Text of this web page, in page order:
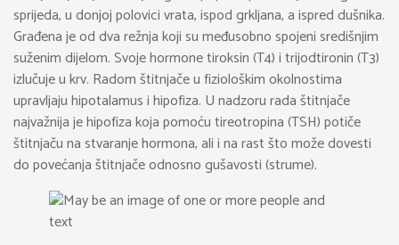
sprijeda, u donjoj polovici vrata, ispod grkljana, a ispred dušnika.
Građena je od dva režnja koji su međusobno spojeni središnjim
suženim dijelom. Svoje hormone tiroksin (T4) i trijodtironin (T3)
izlučuje u krv. Radom štitnjače u fiziološkim okolnostima
upravljaju hipotalamus i hipofiza. U nadzoru rada štitnjače
najvažnija je hipofiza koja pomoću tireotropina (TSH) potiče
štitnjaču na stvaranje hormona, ali i na rast što može dovesti
do povećanja štitnjače odnosno gušavosti (strume).